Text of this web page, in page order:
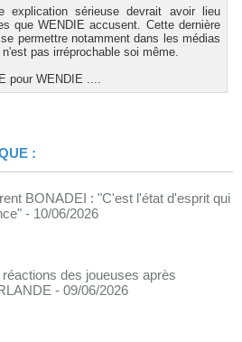
explication sérieuse devrait avoir lieu
que WENDIE accusent. Cette dernière
permettre notamment dans les médias
pas irréprochable soi même.
pour WENDIE ....
:
BONADEI : "C'est l'état d'esprit qui
- 10/06/2026
des joueuses après
- 09/06/2026